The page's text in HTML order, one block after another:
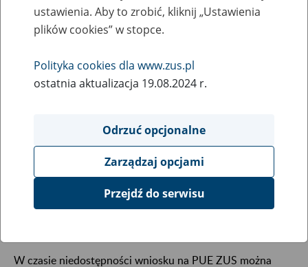
– czasowo niedostępny
25
June
2018
z powodu prowadzonych prac serwisowych nie
będzie można złożyć wniosków o świadczenie
wychowawcze z programu "Rodzina 500+" przez Platformę
Usług Elektronicznych (PUE ZUS). Zapraszamy do
elektronicznego składania wniosków na naszym portalu od
W czasie niedostępności wniosku na PUE ZUS można
ustawienia. Aby to zrobić, kliknij „Ustawienia
plików cookies” w stopce.
Polityka cookies dla www.zus.pl
ostatnia aktualizacja 19.08.2024 r.
Odrzuć opcjonalne
Zarządzaj opcjami
Przejdź do serwisu